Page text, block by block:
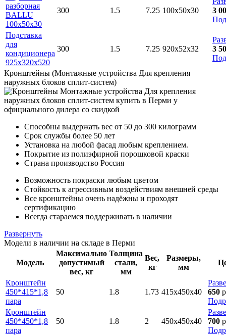
разборная
BALLU
100х50х30
300 1.5 7.25 100х50х30
3
Подставка
для
кондиционера
925х320х520
300 1.5 7.25 920х52х32
3
Кронштейны (Монтажные устройства Для крепления
наружных блоков сплит-систем)
Способны выдержать вес от 50 до 300 килограмм
Срок службы более 50 лет
Установка на любой фасад любым креплением.
Покрытие из полиэфирной порошковой краски
Страна производство Россия
Возможность покраски любым цветом
Стойкость к агрессивным воздействиям внешней среды
Все кронштейны очень надёжны и проходят
сертификацию
Всегда стараемся поддерживать в наличии
Развернуть
Модели в наличии на складе в Перми
Модель
Максимально
допустимый
вес, кг
Толщина
стали,
мм
Вес,
кг
Размеры,
мм
Кронштейн
450*415*1,8
пара
50 1.8 1.73 415х450х40
650
Кронштейн
450*450*1,8
пара
50 1.8 2 450х450х40
700